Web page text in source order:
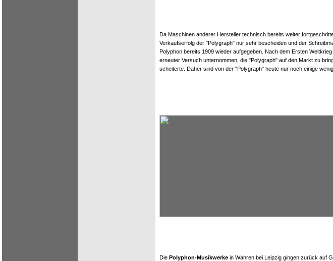
Da Maschinen anderer Hersteller technisch bereits weiter
Verkaufserfolg der "Polygraph" nur sehr bescheiden und der
Polyphon bereits 1909 wieder aufgegeben. Nach dem Ersten
erneuter Versuch unternommen, die "Polygraph" auf den Markt zu
scheiterte. Daher sind von der "Polygraph" heute nur noch einige
Die Polyphon-Musikwerke in Wahren bei Leipzig gingen zurück auf